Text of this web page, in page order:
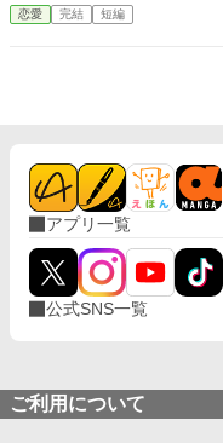
婚”。 夫の顔も知
噂すらない。 だから、はい、離婚。勝手に。 白い結婚だったの
恋愛 完結 短編
アプリ一覧
公式SNS一覧
ご利用について